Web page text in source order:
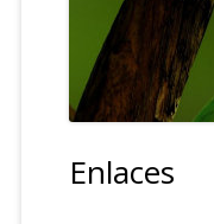
Enlaces